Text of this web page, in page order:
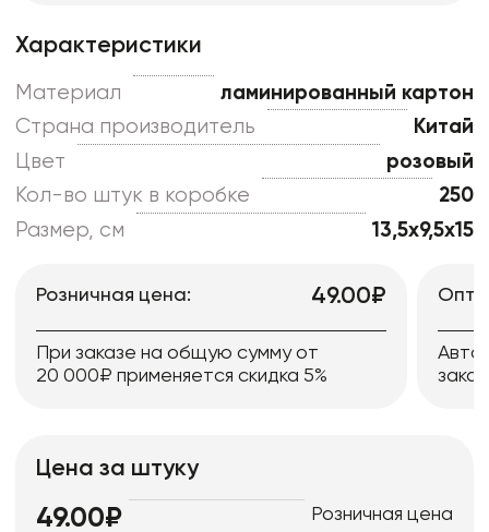
Характеристики
Материал
ламинированный картон
Страна производитель
Китай
Цвет
розовый
Кол-во штук в коробке
250
Размер, см
13,5x9,5x15
Розничная цена: 49.00₽
При заказе на общую сумму от
20 000₽ применяется скидка 5%
Цена за штуку
49.00₽ Розничная цена